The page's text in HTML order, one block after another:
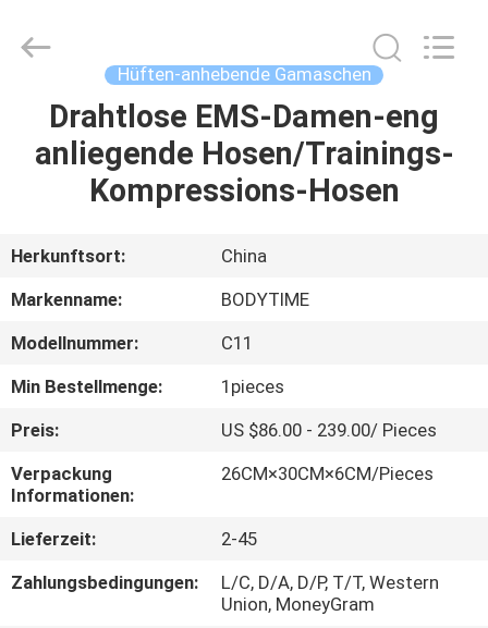
HAUS
PRODUKTE
ÜBER
UNS
FABRIK-
AUSFLUG
QUALITÄTSKONTROLLE
TRETEN
SIE
Technology
Hüften-anhebende Gamaschen
Drahtlose EMS-Damen-eng
anliegende Hosen/Trainings-
Kompressions-Hosen
Herkunftsort:
China
Markenname:
BODYTIME
Modellnummer:
C11
Min Bestellmenge:
1pieces
Preis:
US $86.00 - 239.00/ Pieces
Verpackung
Informationen:
26CM×30CM×6CM/Pieces
Lieferzeit:
2-45
Zahlungsbedingungen:
L/C, D/A, D/P, T/T, Western
Union, MoneyGram